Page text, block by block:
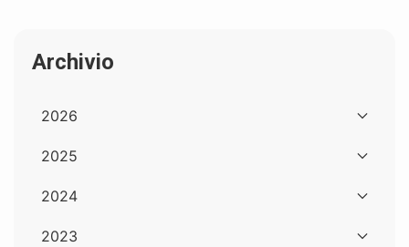
Archivio
2026
2025
2024
2023